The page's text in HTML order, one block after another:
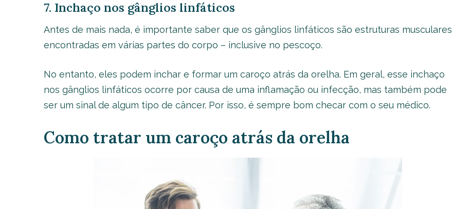
7. Inchaço nos gânglios linfáticos
Antes de mais nada, é importante saber que os gânglios linfáticos são estruturas musculares
encontradas em várias partes do corpo – inclusive no pescoço.
No entanto, eles podem inchar e formar um caroço atrás da orelha. Em geral, esse inchaço
nos gânglios linfáticos ocorre por causa de uma inflamação ou infecção, mas também pode
ser um sinal de algum tipo de câncer. Por isso, é sempre bom checar com o seu médico.
Como tratar um caroço atrás da orelha